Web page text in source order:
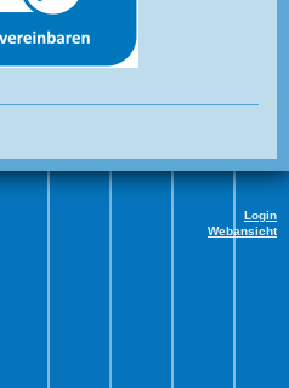
Login
Webansicht